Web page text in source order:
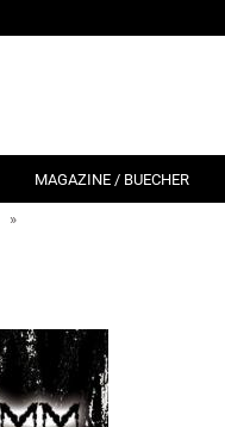
MAGAZINE / BUECHER
»